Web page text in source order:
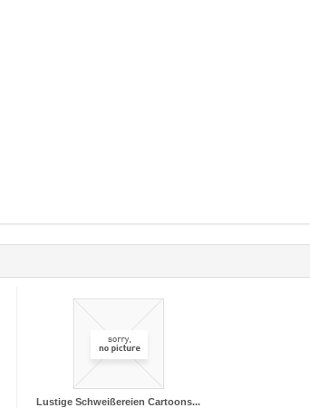
Lustige Schweißereien Cartoons...